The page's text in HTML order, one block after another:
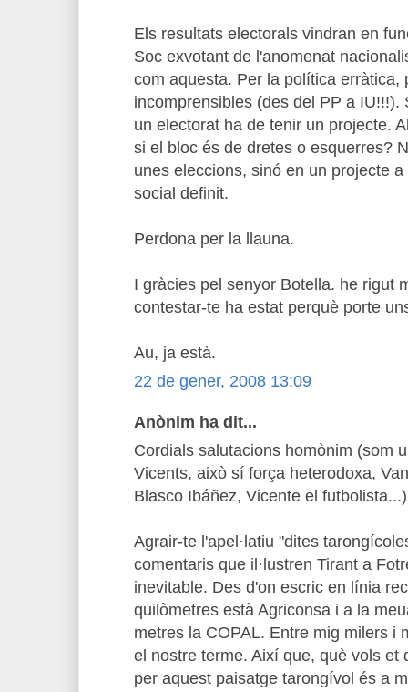
Els resultats electorals vindran en
Soc exvotant de l'anomenat
com aquesta. Per la política erràtica,
incomprensibles (des del PP a IU!!!).
un electorat ha de tenir un projecte.
si el bloc és de dretes o esquerres?
unes eleccions, sinó en un projecte
social definit.
Perdona per la llauna.
I gràcies pel senyor Botella. he rigut
contestar-te ha estat perquè porte
Au, ja està.
22 de gener, 2008 13:09
Anònim ha dit...
Cordials salutacions homònim (som
Vicents, això sí força heterodoxa,
Blasco Ibáñez, Vicente el
Agrair-te l'apel·latiu "dites
comentaris que il·lustren Tirant a
inevitable. Des d'on escric en línia
quilòmetres està Agriconsa i a la
metres la COPAL. Entre mig milers i
el nostre terme. Així que, què vols et
per aquest paisatge tarongívol és a